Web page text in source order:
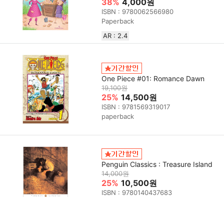
38% 4,000원
ISBN : 9780062566980
Paperback
AR : 2.4
One Piece #01: Romance Dawn
19,100원
25% 14,500원
ISBN : 9781569319017
paperback
Penguin Classics : Treasure Island
14,000원
25% 10,500원
ISBN : 9780140437683